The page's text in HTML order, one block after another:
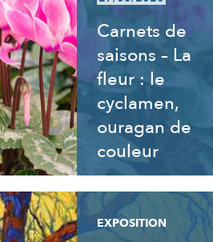
Carnets de
saisons – La
fleur : le
cyclamen,
ouragan de
couleur
EXPOSITION